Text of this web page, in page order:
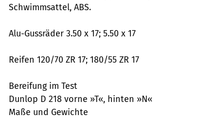
Schwimmsattel, ABS.
Alu-Gussräder 3.50 x 17; 5.50 x 17
Reifen 120/70 ZR 17; 180/55 ZR 17
Bereifung im Test
Dunlop D 218 vorne »T«, hinten »N«
Maße und Gewichte